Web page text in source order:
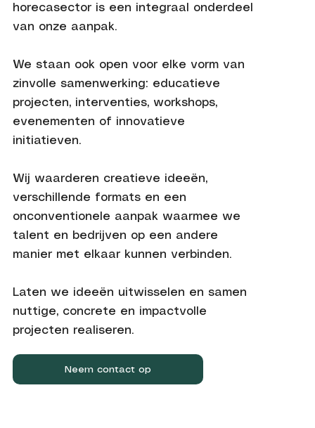
horecasector is een integraal onderdeel
van onze aanpak.
We staan ook open voor elke vorm van
zinvolle samenwerking: educatieve
projecten, interventies, workshops,
evenementen of innovatieve
initiatieven.
Wij waarderen creatieve ideeën,
verschillende formats en een
onconventionele aanpak waarmee we
talent en bedrijven op een andere
manier met elkaar kunnen verbinden.
Laten we ideeën uitwisselen en samen
nuttige, concrete en impactvolle
projecten realiseren.
Neem contact op